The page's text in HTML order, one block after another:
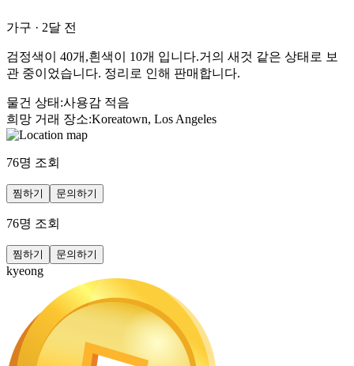
가구 · 2달 전
검정색이 40개,흰색이 10개 입니다.거의 새것 같은 상태로 보
관 중이었습니다. 정리로 인해 판매합니다.
물건 상태 :사용감 적음
희망 거래 장소:Koreatown, Los Angeles
76명 조회
찜하기 문의하기
76명 조회
찜하기 문의하기
kyeong